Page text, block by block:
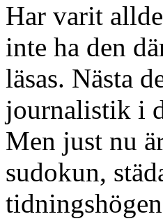
Har varit
inte ha den
läsas. Nästa
journalistik i
Men just nu
sudokun,